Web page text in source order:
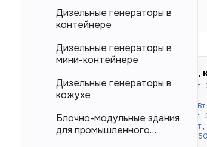
Быстрый подбор по мощности,
до 100 кВт:16 кВт,20 кВт,24 кВт 30 кВт ,
кВт,80 кВт
130 кВт
кВт,220 кВт,240 кВт,250 кВт,256 кВт ,
кВт,360 кВт,400 кВт,450 кВт 480 кВт ,
от 520 до 1000 кВт: 520 кВт,
Дизельные генераторы в
контейнере
Дизельные генераторы в
мини-контейнере
Дизельные генераторы в
кожухе
Блочно-модульные здания
для промышленного